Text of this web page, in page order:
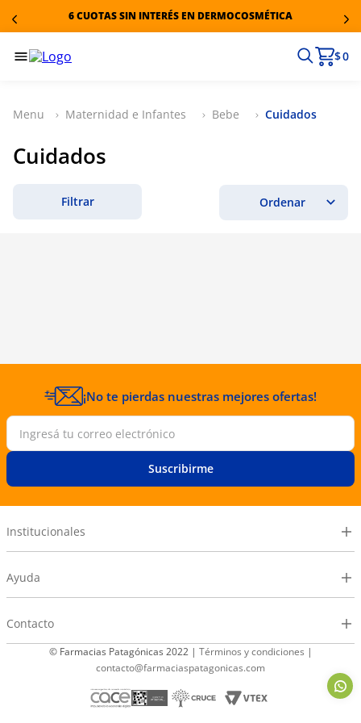
6 CUOTAS SIN INTERÉS EN DERMOCOSMÉTICA
$ 0
Maternidad e Infantes Bebe Cuidados
Cuidados
Filtrar
¡No te pierdas nuestras mejores ofertas!
Suscribirme
Institucionales
Ayuda
Contacto
© Farmacias Patagónicas 2022 | Términos y condiciones |
contacto@farmaciaspatagonicas.com